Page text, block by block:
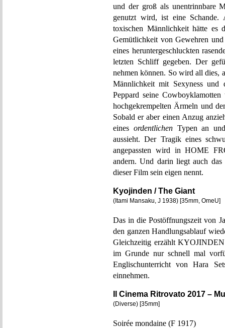
und der groß als unentrinnbare
genutzt wird, ist eine Schande.
toxischen Männlichkeit hätte es
Gemütlichkeit von Gewehren
eines heruntergeschluckten
letzten Schliff gegeben. Der
nehmen können. So wird all dies,
Männlichkeit mit Sexyness und
Peppard seine
hochgekrempelten Ärmeln und
Sobald er aber einen Anzug
eines ordentlichenTypen an und
aussieht. Der Tragik eines
angepassten wird in HOME
andern. Und darin liegt auch
dieser Film sein eigen nennt.
Kyojinden / The Giant
(Itami Mansaku, J 1938) [35mm, OmeU]
Das in die Postöffnungszeit von
den ganzen Handlungsablauf
Gleichzeitig erzählt
im Grunde nur schnell mal
Englischunterricht von Hara
einnehmen.
Il Cinema Ritrovato 2017 –
(Diverse) [35mm]
Soirée mondaine (F 1917)